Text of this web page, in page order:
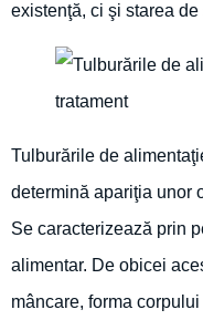
existenţă, ci şi starea
Tulburările de
determină apariţia unor
Se caracterizează prin
alimentar. De obicei
mâncare, forma